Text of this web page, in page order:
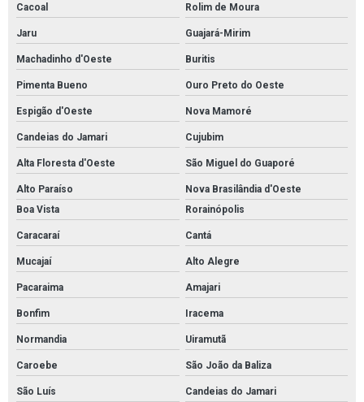
Cacoal Rolim de Moura
Jaru Guajará-Mirim
Machadinho d'Oeste Buritis
Pimenta Bueno Ouro Preto do Oeste
Espigão d'Oeste Nova Mamoré
Candeias do Jamari Cujubim
Alta Floresta d'Oeste São Miguel do Guaporé
Alto Paraíso
Nova Brasilândia d'Oeste
Boa Vista
Rorainópolis
Caracaraí Cantá
Mucajaí Alto Alegre
Pacaraima Amajari
Bonfim Iracema
Normandia Uiramutã
Caroebe São João da Baliza
São Luís Candeias do Jamari